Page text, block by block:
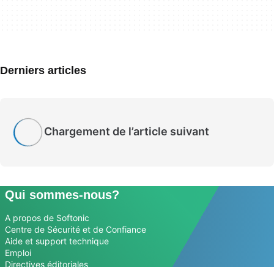
Derniers articles
Chargement de l’article suivant
Qui sommes-nous?
A propos de Softonic
Centre de Sécurité et de Confiance
Aide et support technique
Emploi
Directives éditoriales